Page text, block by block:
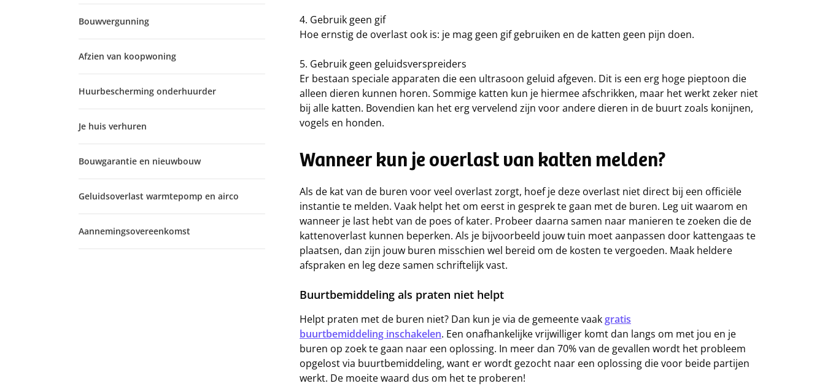
Bouwvergunning
Afzien van koopwoning
Huurbescherming onderhuurder
Je huis verhuren
Bouwgarantie en nieuwbouw
Geluidsoverlast warmtepomp en airco
Aannemingsovereenkomst
4. Gebruik geen gif
Hoe ernstig de overlast ook is: je mag geen gif gebruiken en de katten geen pijn doen.
5. Gebruik geen geluidsverspreiders
Er bestaan speciale apparaten die een ultrasoon geluid afgeven. Dit is een erg hoge pieptoon die
alleen dieren kunnen horen. Sommige katten kun je hiermee afschrikken, maar het werkt zeker niet
bij alle katten. Bovendien kan het erg vervelend zijn voor andere dieren in de buurt zoals konijnen,
vogels en honden.
Wanneer kun je overlast van katten melden?
Als de kat van de buren voor veel overlast zorgt, hoef je deze overlast niet direct bij een officiële
instantie te melden. Vaak helpt het om eerst in gesprek te gaan met de buren. Leg uit waarom en
wanneer je last hebt van de poes of kater. Probeer daarna samen naar manieren te zoeken die de
kattenoverlast kunnen beperken. Als je bijvoorbeeld jouw tuin moet aanpassen door kattengaas te
plaatsen, dan zijn jouw buren misschien wel bereid om de kosten te vergoeden. Maak heldere
afspraken en leg deze samen schriftelijk vast.
Buurtbemiddeling als praten niet helpt
Helpt praten met de buren niet? Dan kun je via de gemeente vaakgratis
buurtbemiddeling inschakelen. Een onafhankelijke vrijwilliger komt dan langs om met jou en je
buren op zoek te gaan naar een oplossing. In meer dan 70% van de gevallen wordt het probleem
opgelost via buurtbemiddeling, want er wordt gezocht naar een oplossing die voor beide partijen
werkt. De moeite waard dus om het te proberen!